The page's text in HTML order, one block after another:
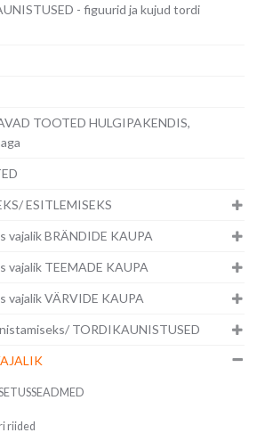
- figuurid ja kujud tordi
TOOTED HULGIPAKENDIS,
ESITLEMISEKS
vajalik BRÄNDIDE KAUPA
vajalik TEEMADE KAUPA
vajalik VÄRVIDE KAUPA
TORDIKAUNISTUSED
riided